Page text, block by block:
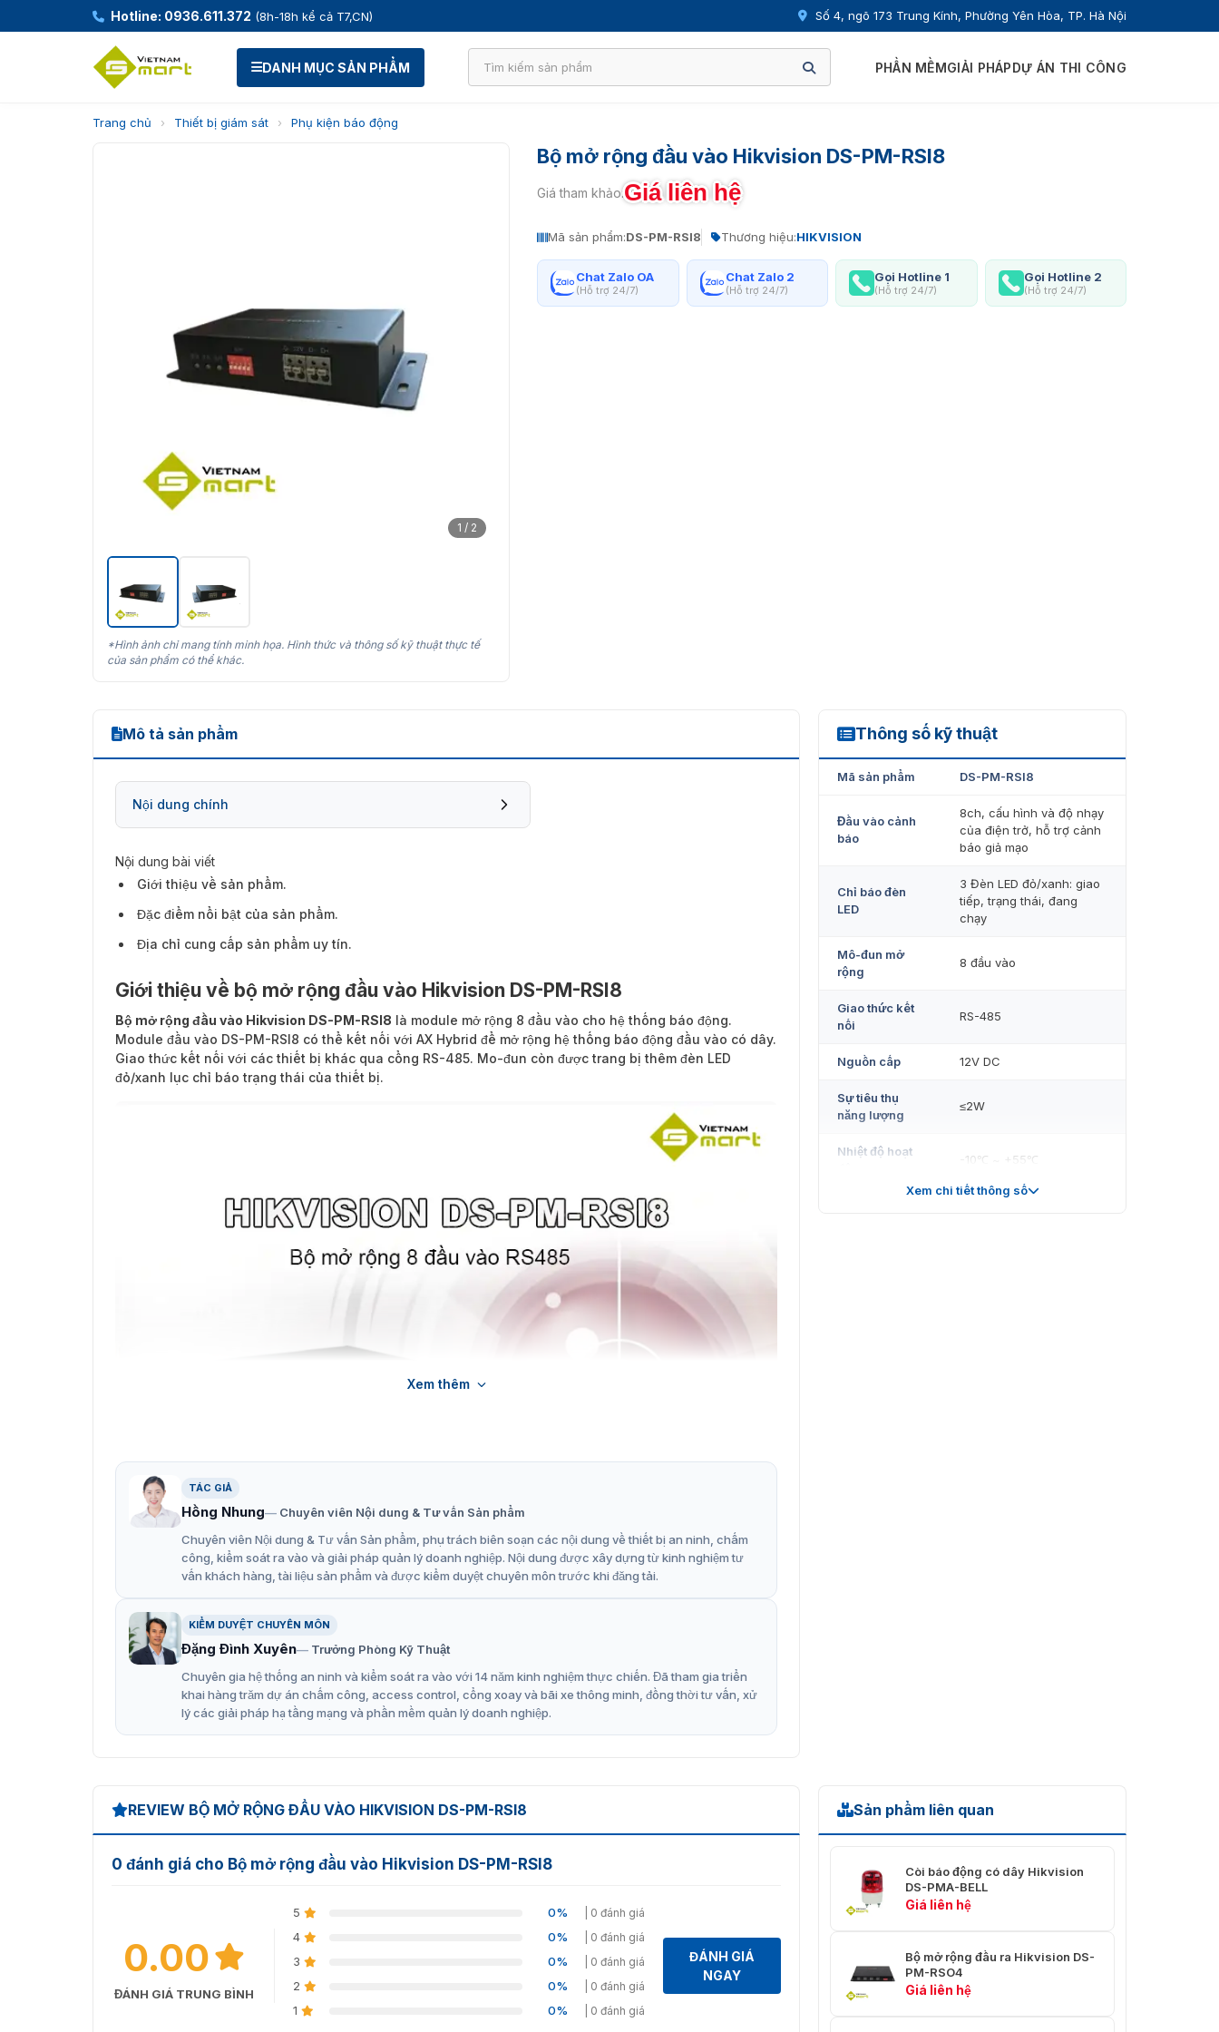
Hotline: 0936.611.372 (8h-18h kể cả T7,CN) Số 4, ngõ 173 Trung Kính, Phường Yên Hòa, TP. Hà Nội
DANH MỤC SẢN PHẨM PHẦN MỀMGIẢI PHÁPDỰ ÁN THI CÔNG
Trang chủ › Thiết bị giám sát › Phụ kiện báo động
1 / 2
*Hình ảnh chỉ mang tính minh họa. Hình thức và thông số kỹ thuật thực tế
của sản phẩm có thể khác.
Bộ mở rộng đầu vào Hikvision DS-PM-RSI8
Giá tham khảo:Giá liên hệ
Mã sản phẩm:DS-PM-RSI8 Thương hiệu:HIKVISION
Chat Zalo OA
(Hỗ trợ 24/7)
Chat Zalo 2
(Hỗ trợ 24/7)
Gọi Hotline 1
(Hỗ trợ 24/7)
Gọi Hotline 2
(Hỗ trợ 24/7)
Mô tả sản phẩm
Nội dung chính
Nội dung bài viết
Giới thiệu về sản phẩm.
Đặc điểm nổi bật của sản phẩm.
Địa chỉ cung cấp sản phẩm uy tín.
Giới thiệu về bộ mở rộng đầu vào Hikvision DS-PM-RSI8
Bộ mở rộng đầu vào Hikvision DS-PM-RSI8 là module mở rộng 8 đầu vào cho hệ thống báo động.
Module đầu vào DS-PM-RSI8 có thể kết nối với AX Hybrid để mở rộng hệ thống báo động đầu vào có dây.
Giao thức kết nối với các thiết bị khác qua cổng RS-485. Mo-đun còn được trang bị thêm đèn LED
đỏ/xanh lục chỉ báo trạng thái của thiết bị.
Giới thiệu về bộ mở rộng đầu vào Hikvision DS-PM-RSI8
Đặc điểm nổi bật của module mở rộng đầu vào DS-PM-RSI8
Có module 8 đầu vào (Dành cho dòng bảng điều khiển lai DS-19Axx-BN/DS-19Axx-BNG/PHA).
Giao thức kết nối qua cổng RS-485.
Có thể kết nối với AX Hybrid để mở rộng hệ thống báo động có dây.
Nguồn cung cấp: 12V DC.
Đèn LED đỏ/xanh hiển thị cảnh báo: giao tiếp, trạng thái, đang chạy.
Hiện sản phẩm module mở rộng DS-PM-RSI8của Hikvision đang được
hãng trên thị trường. Sản phẩm được chúng tôi nhập trực tiếp từ hãng, không qua trung gian nên hoàn
Xem thêm
TÁC GIẢ
Hồng Nhung
Chuyên viên Nội dung & Tư vấn Sản phẩm
Chuyên viên Nội dung & Tư vấn Sản phẩm, phụ trách biên soạn các nội dung về thiết bị an ninh, chấm
công, kiểm soát ra vào và giải pháp quản lý doanh nghiệp. Nội dung được xây dựng từ kinh nghiệm tư
vấn khách hàng, tài liệu sản phẩm và được kiểm duyệt chuyên môn trước khi đăng tải.
KIỂM DUYỆT CHUYÊN MÔN
Đặng Đình Xuyên
Trưởng Phòng Kỹ Thuật
Chuyên gia hệ thống an ninh và kiểm soát ra vào với 14 năm kinh nghiệm thực chiến. Đã tham gia triển
khai hàng trăm dự án chấm công, access control, cổng xoay và bãi xe thông minh, đồng thời tư vấn, xử
lý các giải pháp hạ tầng mạng và phần mềm quản lý doanh nghiệp.
Thông số kỹ thuật
DS-PM-RSI8
Mã sản phẩm DS-PM-RSI8
Đầu vào cảnh
báo
8ch, cấu hình và độ nhạy
của điện trở, hỗ trợ cảnh
báo giả mạo
Chỉ báo đèn
LED
3 Đèn LED đỏ/xanh: giao
tiếp, trạng thái, đang
chạy
Mô-đun mở
rộng
8 đầu vào
Giao thức kết
nối
RS-485
Nguồn cấp 12V DC
Sự tiêu thụ
năng lượng
≤2W
Nhiệt độ hoạt
-10℃ ~ +55℃
Xem chi tiết thông số
REVIEW BỘ MỞ RỘNG ĐẦU VÀO HIKVISION DS-PM-RSI8
0 đánh giá cho Bộ mở rộng đầu vào Hikvision DS-PM-RSI8
0.00
ĐÁNH GIÁ TRUNG BÌNH
5 0% | 0 đánh giá
4 0% | 0 đánh giá
3 0% | 0 đánh giá
2 0% | 0 đánh giá
1 0% | 0 đánh giá
ĐÁNH GIÁ
NGAY
Sản phẩm liên quan
Còi báo động có dây Hikvision
DS-PMA-BELL
Giá liên hệ
Bộ mở rộng đầu ra Hikvision DS-
PM-RSO4
Giá liên hệ